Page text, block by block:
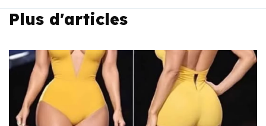
Plus d'articles